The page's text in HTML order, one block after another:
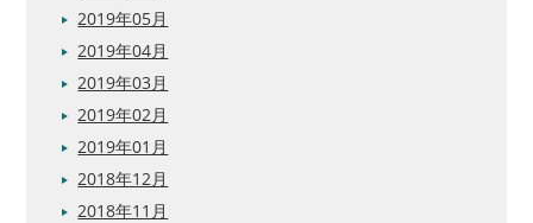
2019年05月
2019年04月
2019年03月
2019年02月
2019年01月
2018年12月
2018年11月